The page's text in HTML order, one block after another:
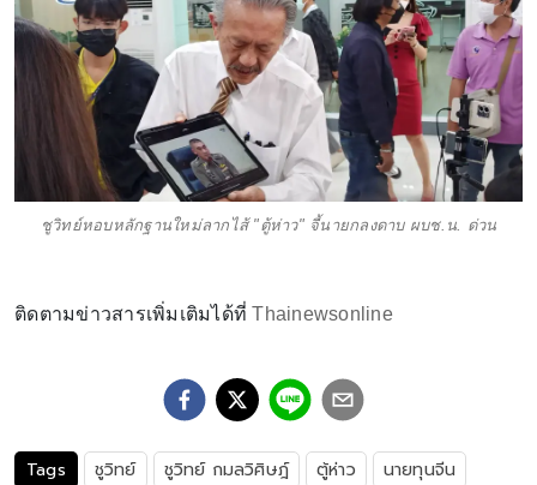
ชูวิทย์หอบหลักฐานใหม่ลากไส้ "ตู้ห่าว" จี้นายกลงดาบ ผบช.น. ด่วน
ติดตามข่าวสารเพิ่มเติมได้ที่Thainewsonline
Tags ชูวิทย์ ชูวิทย์ กมลวิศิษฎ์ ตู้ห่าว
นายทุนจีน